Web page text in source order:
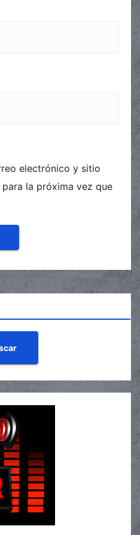
electrónico y sitio
la próxima vez que